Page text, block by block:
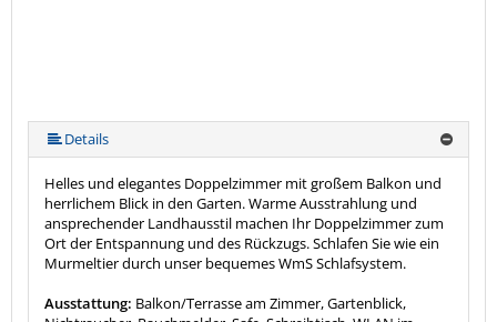
Details
Helles und elegantes Doppelzimmer mit großem Balkon und
herrlichem Blick in den Garten. Warme Ausstrahlung und
ansprechender Landhausstil machen Ihr Doppelzimmer zum
Ort der Entspannung und des Rückzugs. Schlafen Sie wie ein
Murmeltier durch unser bequemes WmS Schlafsystem.
Ausstattung: Balkon/Terrasse am Zimmer, Gartenblick,